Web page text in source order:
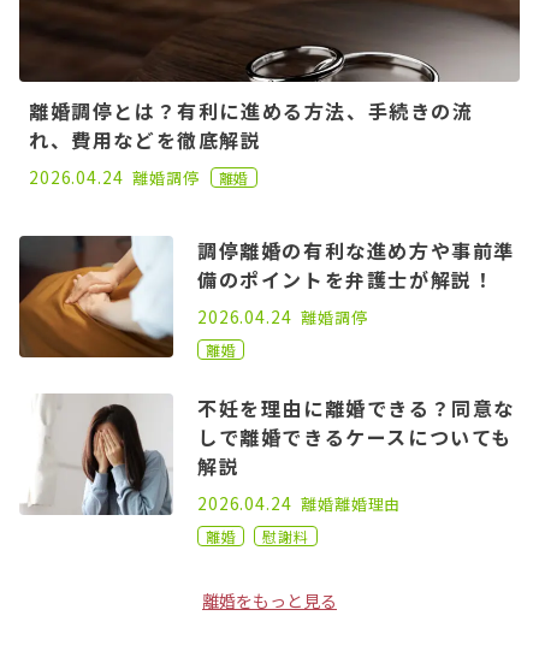
離婚調停とは？有利に進める方法、手続きの流
れ、費用などを徹底解説
2020.11.02
2026.04.24 離婚調停 離婚
調停離婚の有利な進め方や事前準
備のポイントを弁護士が解説！
2022.06.15
2026.04.24 離婚調停
離婚
不妊を理由に離婚できる？同意な
しで離婚できるケースについても
解説
2022.11.16
2026.04.24 離婚離婚理由
離婚 慰謝料
離婚をもっと見る